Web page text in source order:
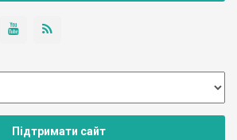
Підтримати сайт